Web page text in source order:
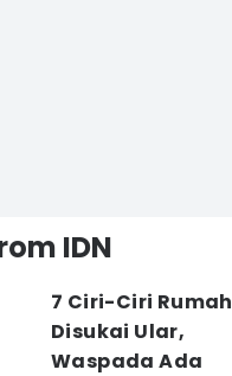
IDN
7 Ciri-Ciri Rumah
Disukai Ular,
Waspada Ada